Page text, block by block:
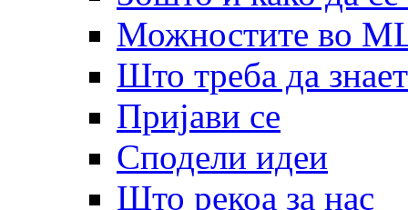
Можностите во
Што треба да
Пријави се
Сподели идеи
Што рекоа за нас